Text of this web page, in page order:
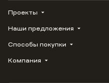
Проекты
ВЕРН
1799
Наши предложения
Купить квартиру
Студию
Способы покупки
Трейд-ин
Компания